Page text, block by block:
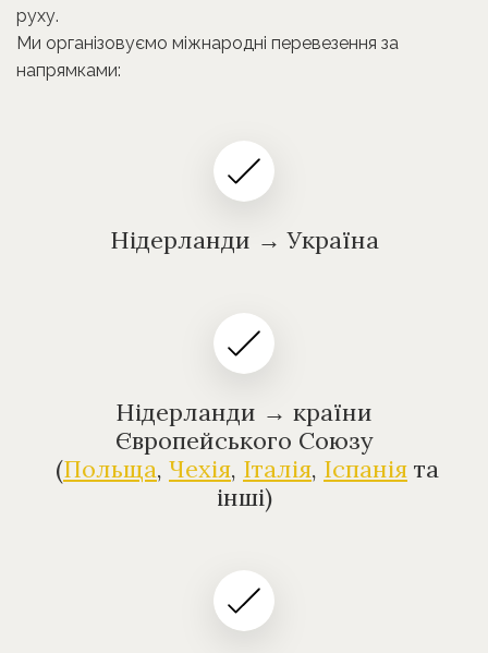
руху.
Ми організовуємо міжнародні перевезення за
напрямками:
Нідерланди → Україна
Нідерланди → країни
Європейського Союзу
(Польща, Чехія, Італія, Іспанія та
інші)